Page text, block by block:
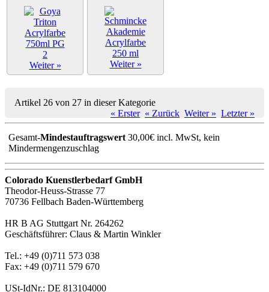
Weiter » Weiter »
Artikel 26 von 27 in dieser Kategorie
« Erster « Zurück Weiter » Letzter »
Gesamt-Mindestauftragswert30,00€ incl. MwSt, kein
Mindermengenzuschlag
Colorado Kuenstlerbedarf GmbH
Theodor-Heuss-Strasse 77
70736 Fellbach Baden-Württemberg
HR B AG Stuttgart Nr. 264262
Geschäftsführer: Claus & Martin Winkler
Tel.: +49 (0)711 573 038
Fax: +49 (0)711 579 670
USt-IdNr.: DE 813104000